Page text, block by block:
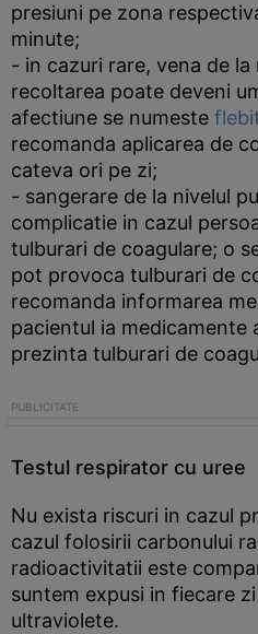
presiuni pe zona
minute;
- in cazuri rare, vena de
recoltarea poate deveni
afectiune se numeste
recomanda aplicarea de
cateva ori pe zi;
- sangerare de la nivelul
complicatie in cazul
tulburari de coagulare; o
pot provoca tulburari de
recomanda informarea
pacientul ia medicamente
prezinta tulburari de
Testul respirator cu uree
Nu exista riscuri in cazul
cazul folosirii carbonului
radioactivitatii este
suntem expusi in fiecare
ultraviolete.